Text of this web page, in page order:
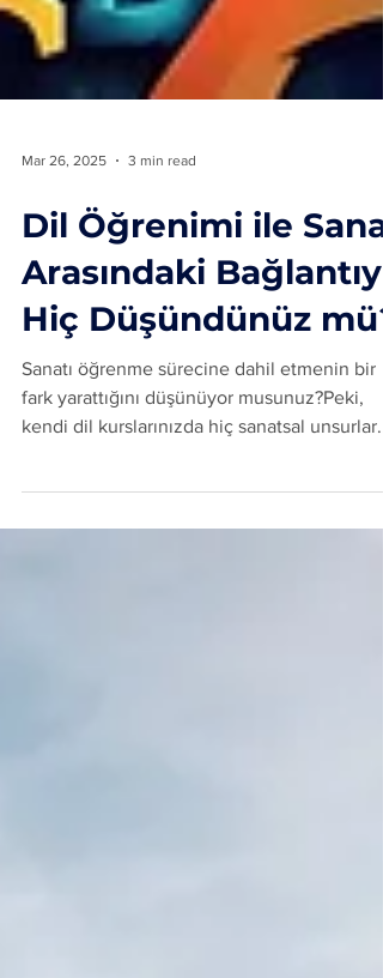
Mar 26, 2025
Dil Öğrenimi ile Sanat
Arasındaki Bağlantıyı
Hiç Düşündünüz mü?
Sanatı öğrenme sürecine dahil etmenin bir
fark yarattığını düşünüyor musunuz?Peki,